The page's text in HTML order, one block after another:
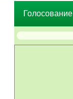
Голосование